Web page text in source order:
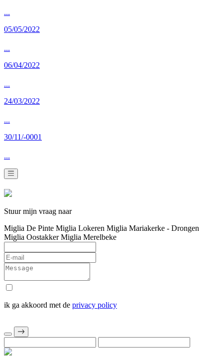
...
05/05/2022
...
06/04/2022
...
24/03/2022
...
30/11/-0001
...
Stuur mijn vraag naar
Miglia De Pinte Miglia Lokeren Miglia Mariakerke - Drongen
Miglia Oostakker Miglia Merelbeke
ik ga akkoord met de privacy policy